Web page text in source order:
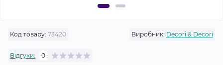
Код товару: 73420 Виробник: Decori & Decori
Відгуки: 0